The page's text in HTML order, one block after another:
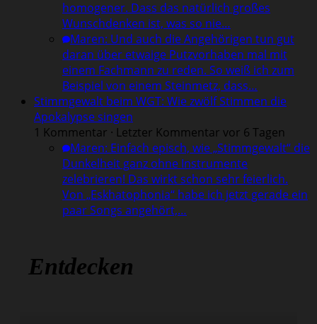
homogener. Dass das natürlich großes
Wunschdenken ist, was so nie…
Maren: Und auch die Angehörigen tun gut
daran über etwaige Putzvorhaben mal mit
einem Fachmann zu reden. So weiß ich zum
Beispiel von einem Steinmetz, dass…
Stimmgewalt beim WGT: Wie zwölf Stimmen die
Apokalypse singen
1 Kommentar · Letzter Kommentar vor 6 Tagen
Maren: Einfach episch, wie „Stimmgewalt“ die
Dunkelheit ganz ohne Instrumente
zelebrieren! Das wirkt schon sehr feierlich.
Von „Eskhatophonia“ habe ich jetzt gerade ein
paar Songs angehört,…
Entdecken